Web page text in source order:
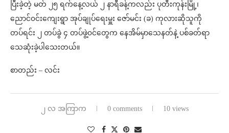
ပြီးခဲ့တဲ့ မတ် ၂၅ ရက်နေ့လယ် ၂ နာရီခန့်ကလည်း ပုတီးကုန်းမြို့၊
ညောင်၀င်းကျေးရွာ အုပ်ချုပ်ရေးမှူး ဇော်မင်း (ခ) ကုလားဆိုသူကို
တပ်ရင်း ၂ တပ်ခွဲ ၄ တပ်ဖွဲ့၀င်တွေက နေအိမ်မှာသေနတ်နဲ့ ပစ်ခတ်ရာ
သေဆုံးခဲ့ပါသေးတယ်။
စာတည်း – လင်း
၂ လ အကြာက 0 comments 10 views